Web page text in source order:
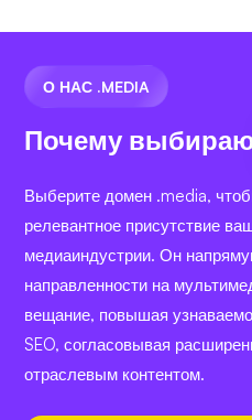
О НАС .MEDIA
Почему
Выберите домен .media,
релевантное присутствие
медиаиндустрии. Он
направленности на
вещание, повышая
SEO, согласовывая
отраслевым контентом.